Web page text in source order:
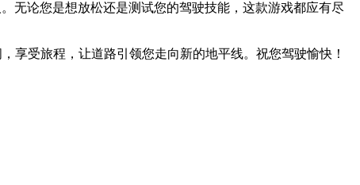
论您是想放松还是测试您的驾驶技能，这款游戏都应有尽
享受旅程，让道路引领您走向新的地平线。祝您驾驶愉快！